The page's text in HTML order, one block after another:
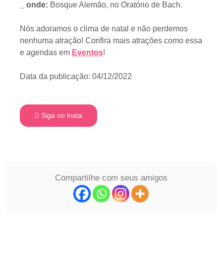
_ onde: Bosque Alemão, no Oratório de Bach.
Nós adoramos o clima de natal e não perdemos
nenhuma atração! Confira mais atrações como essa
e agendas em Eventos!
Data da publicação: 04/12/2022
Siga no Insta
Compartilhe com seus amigos